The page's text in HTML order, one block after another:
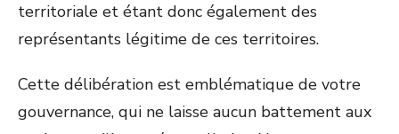
territoriale et étant donc également des
représentants légitime de ces territoires.
Cette délibération est emblématique de votre
gouvernance, qui ne laisse aucun battement aux